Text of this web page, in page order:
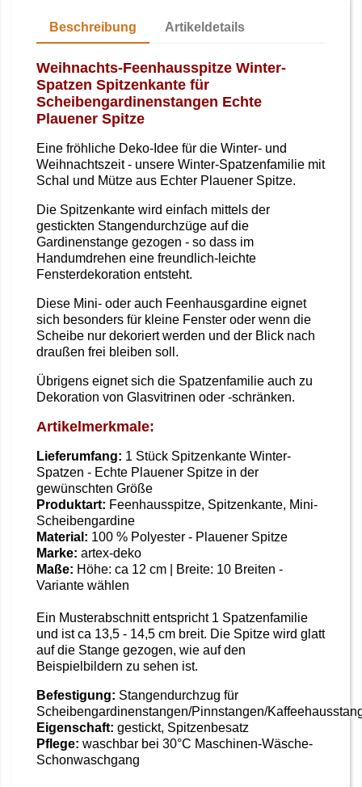
Beschreibung Artikeldetails
Weihnachts-Feenhausspitze Winter-
Spatzen Spitzenkante für
Scheibengardinenstangen Echte
Plauener Spitze
Eine fröhliche Deko-Idee für die Winter- und
Weihnachtszeit - unsere Winter-Spatzenfamilie mit
Schal und Mütze aus Echter Plauener Spitze.
Die Spitzenkante wird einfach mittels der
gestickten Stangendurchzüge auf die
Gardinenstange gezogen - so dass im
Handumdrehen eine freundlich-leichte
Fensterdekoration entsteht.
Diese Mini- oder auch Feenhausgardine eignet
sich besonders für kleine Fenster oder wenn die
Scheibe nur dekoriert werden und der Blick nach
draußen frei bleiben soll.
Übrigens eignet sich die Spatzenfamilie auch zu
Dekoration von Glasvitrinen oder -schränken.
Artikelmerkmale:
Lieferumfang: 1 Stück Spitzenkante Winter-
Spatzen - Echte Plauener Spitze in der
gewünschten Größe
Produktart: Feenhausspitze, Spitzenkante, Mini-
Scheibengardine
Material: 100 % Polyester - Plauener Spitze
Marke: artex-deko
Maße: Höhe: ca 12 cm | Breite: 10 Breiten -
Variante wählen
Ein Musterabschnitt entspricht 1 Spatzenfamilie
und ist ca 13,5 - 14,5 cm breit. Die Spitze wird glatt
auf die Stange gezogen, wie auf den
Beispielbildern zu sehen ist.
Befestigung: Stangendurchzug für
Scheibengardinenstangen/Pinnstangen/
Eigenschaft: gestickt, Spitzenbesatz
Pflege: waschbar bei 30°C Maschinen-Wäsche-
Schonwaschgang